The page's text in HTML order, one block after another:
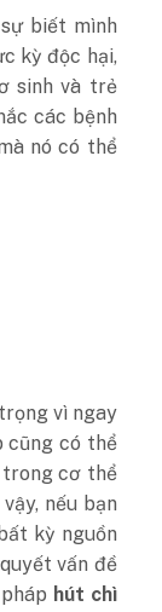
biết mình
kỳ độc hại,
sinh và trẻ
các bệnh
nó có thể
vì ngay
cũng có thể
trong cơ thể
nếu bạn
kỳ nguồn
vấn đề
hút chì